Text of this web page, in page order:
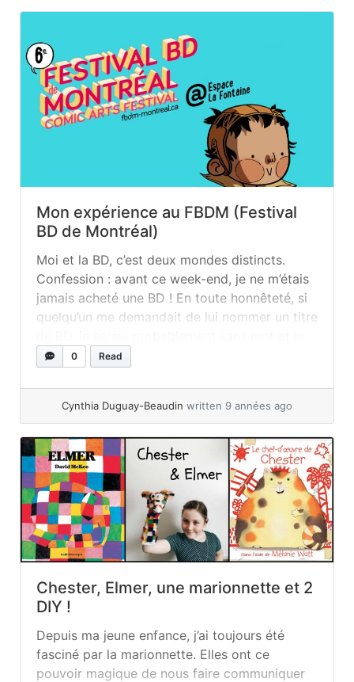
Mon expérience au FBDM (Festival
BD de Montréal)
Moi et la BD, c’est deux mondes distincts.
Confession : avant ce week-end, je ne m’étais
jamais acheté une BD ! En toute honnêteté, si
quelqu’un me demandait de lui nommer un titre
finirais simplement par balancer un nom de
clairement un genre que... »read more
0 Read
Cynthia Duguay-Beaudin written 9 années ago
Chester, Elmer, une marionnette et 2
DIY !
Depuis ma jeune enfance, j’ai toujours été
fasciné par la marionnette. Elles ont ce
pouvoir magique de nous faire communiquer